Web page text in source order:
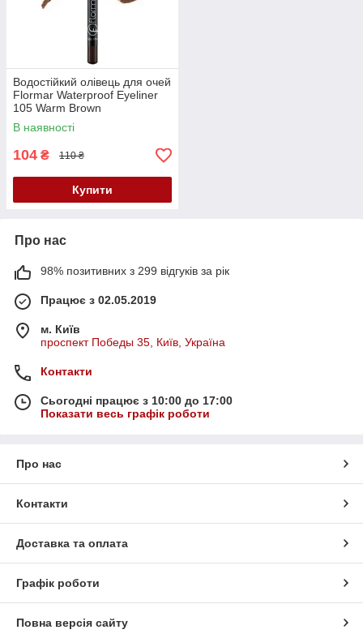
Водостійкий олівець для очей
Flormar Waterproof Eyeliner
105 Warm Brown
(Коричневий) 1,7 г
В наявності
104 ₴ 110 ₴
Купити
Про нас
98% позитивних з 299 відгуків за рік
Працює з 02.05.2019
м. Київ
проспект Победы 35, Київ, Україна
Контакти
Сьогодні працює з 10:00 до 17:00
Показати весь графік роботи
Про нас
Контакти
Доставка та оплата
Графік роботи
Повна версія сайту